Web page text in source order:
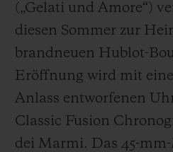
(„Gelati und Amore“)
diesen Sommer zur
brandneuen Hublot-
Eröffnung wird mit
Anlass entworfenen
Classic Fusion
dei Marmi. Das 45-